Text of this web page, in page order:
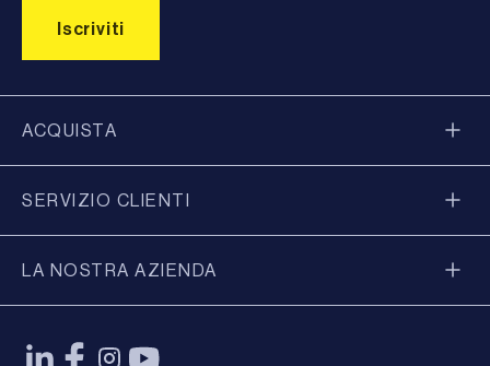
ACQUISTA
SERVIZIO CLIENTI
LA NOSTRA AZIENDA